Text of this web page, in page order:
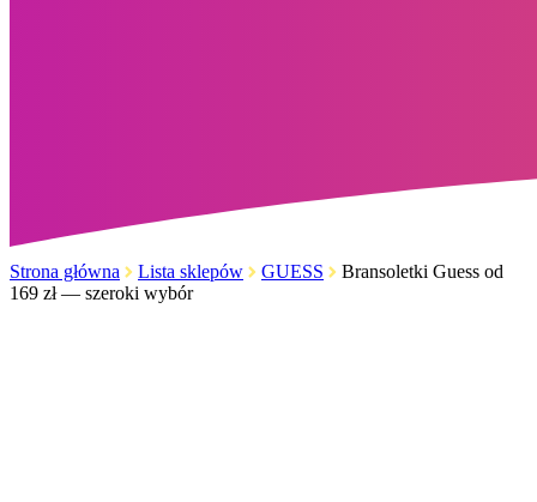
Strona główna Lista sklepów GUESS
Bransoletki Guess od
169 zł — szeroki wybór